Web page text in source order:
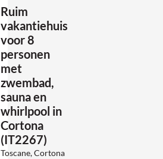
Ruim
vakantiehuis
voor 8
personen
met
zwembad,
sauna en
whirlpool in
Cortona
(IT2267)
Toscane, Cortona